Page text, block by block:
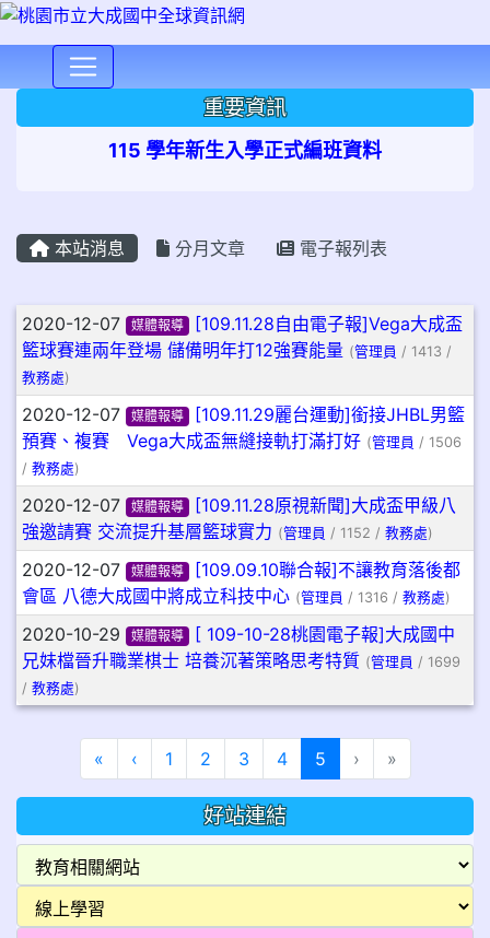
重要資訊
115 學年新生入學正式編班資料
本站消息 分月文章 電子報列表
文章列表
2020-12-07 媒體報導
[109.11.28自由電子報]Vega大成盃
籃球賽連兩年登場 儲備明年打12強賽能量 (管理員 / 1413 /
教務處)
2020-12-07 媒體報導
[109.11.29麗台運動]銜接JHBL男籃
預賽、複賽 Vega大成盃無縫接軌打滿打好 (管理員 / 1506
/ 教務處)
2020-12-07 媒體報導
[109.11.28原視新聞]大成盃甲級八
強邀請賽 交流提升基層籃球實力 (管理員 / 1152 / 教務處)
2020-12-07 媒體報導
[109.09.10聯合報]不讓教育落後都
會區 八德大成國中將成立科技中心 (管理員 / 1316 / 教務處)
2020-10-29 媒體報導
[ 109-10-28桃園電子報]大成國中
兄妹檔晉升職業棋士 培養沉著策略思考特質 (管理員 / 1699
/ 教務處)
« 第一頁
‹上一頁
1 2 3 4 5(目前頁次)
› »
好站連結